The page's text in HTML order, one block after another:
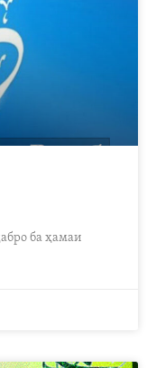
ба ҳамаи